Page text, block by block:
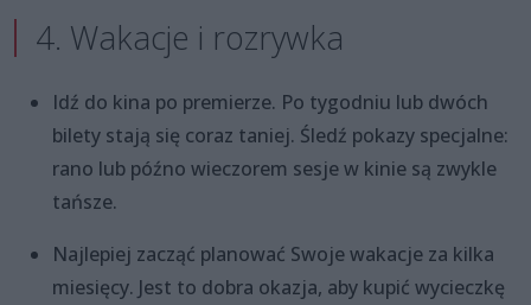
4. Wakacje i rozrywka
Idź do kina po premierze. Po tygodniu lub dwóch
bilety stają się coraz taniej. Śledź pokazy specjalne:
rano lub późno wieczorem sesje w kinie są zwykle
tańsze.
Najlepiej zacząć planować Swoje wakacje za kilka
miesięcy. Jest to dobra okazja, aby kupić wycieczkę